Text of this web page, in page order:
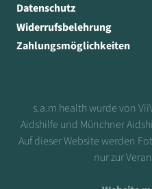
Datenschutz
Widerrufsbelehrung
Zahlungsmöglichkeiten
s.a.m health wurde von
Aidshilfe und Münchner
Auf dieser Website werden
nur zur